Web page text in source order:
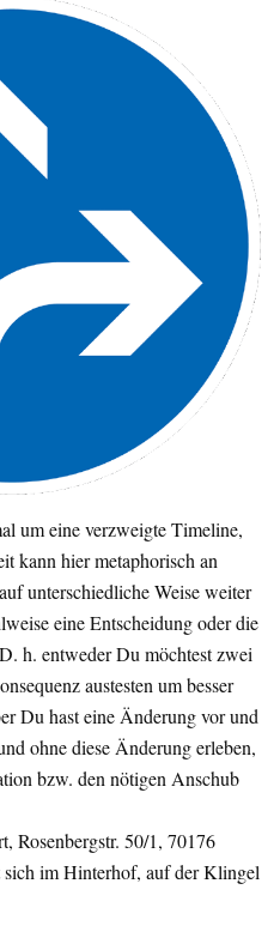
um eine verzweigte Timeline,
kann hier metaphorisch an
unterschiedliche Weise weiter
eine Entscheidung oder die
h. entweder Du möchtest zwei
austesten um besser
Du hast eine Änderung vor und
ohne diese Änderung erleben,
bzw. den nötigen Anschub
Rosenbergstr. 50/1, 70176
im Hinterhof, auf der Klingel